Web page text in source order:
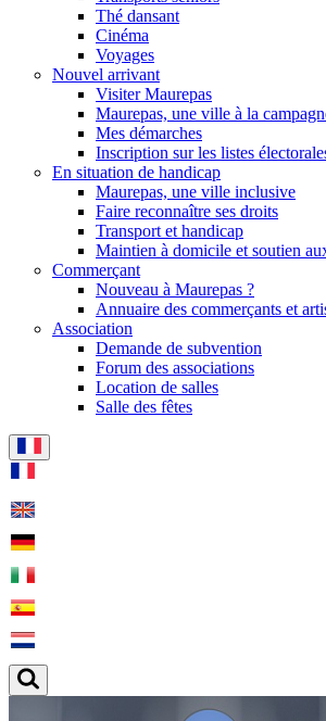
Thé dansant
Cinéma
Voyages
Nouvel arrivant
Visiter Maurepas
Maurepas, une ville à la
Mes démarches
Inscription sur les listes
En situation de handicap
Maurepas, une ville inclusive
Faire reconnaître ses droits
Transport et handicap
Maintien à domicile et soutien
Commerçant
Nouveau à Maurepas ?
Annuaire des commerçants et
Association
Demande de subvention
Forum des associations
Location de salles
Salle des fêtes